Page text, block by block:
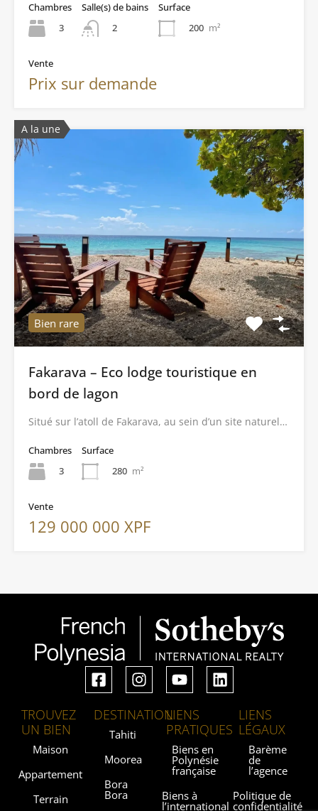
Chambres
3
Salle(s) de bains
2
Surface
200 m²
Vente
Prix sur demande
A la une
Bien rare
Fakarava – Eco lodge touristique en
bord de lagon
Situé sur l’atoll de Fakarava, au sein d’un site naturel…
Chambres
3
Surface
280 m²
Vente
129 000 000 XPF
TROUVEZ
UN BIEN
Maison
Appartement
Terrain
DESTINATION
Tahiti
Moorea
Bora
Bora
LIENS
PRATIQUES
Biens en
Polynésie
française
Biens à
l’international
LIENS
LÉGAUX
Barème
de
l’agence
Politique de
confidentialité